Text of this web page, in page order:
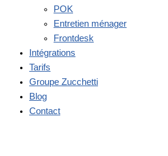
POK
Entretien ménager
Frontdesk
Intégrations
Tarifs
Groupe Zucchetti
Blog
Contact